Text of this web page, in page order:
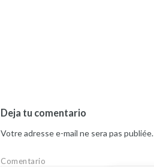
Deja tu comentario
Votre adresse e-mail ne sera pas publiée.
Comentario